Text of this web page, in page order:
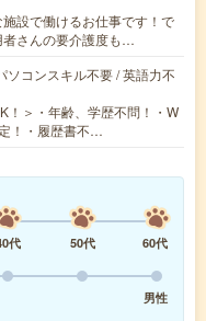
設で働けるお仕事です！で
者さんの要介護度も…
ソコンスキル不要 / 英語力不
！＞・年齢、学歴不問！・W
！・履歴書不…
代 50代
60代
男性